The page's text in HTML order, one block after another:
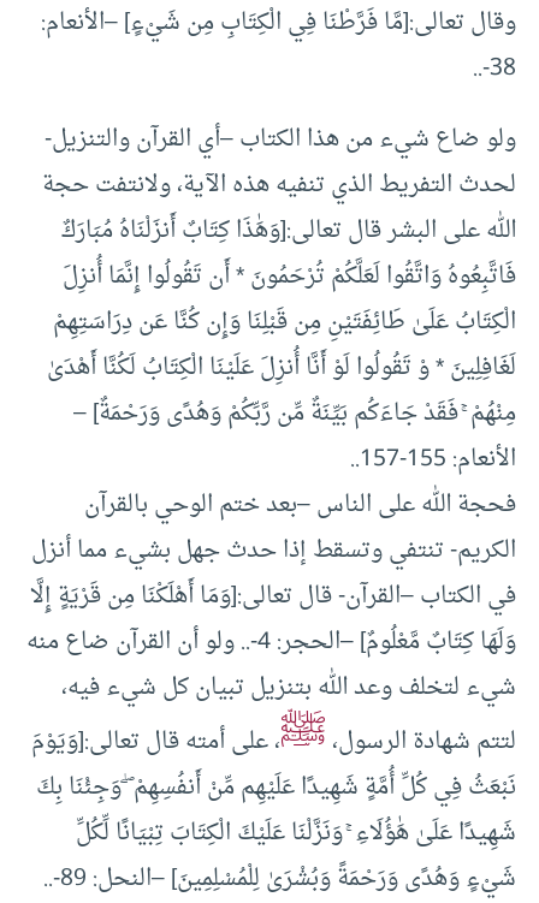
وقال تعالى:[مَّا فَرَّطْنَا فِي الْكِتَابِ مِن شَيْءٍ] –الأنعام:
38-..
ولو ضاع شيء من هذا الكتاب –أي القرآن والتنزيل-
لحدث التفريط الذي تنفيه هذه الآية، ولانتفت حجة
الله على البشر قال تعالى:[وَهَٰذَا كِتَابٌ أَنزَلْنَاهُ مُبَارَكٌ
فَاتَّبِعُوهُ وَاتَّقُوا لَعَلَّكُمْ تُرْحَمُونَ * أَن تَقُولُوا إِنَّمَا أُنزِلَ
الْكِتَابُ عَلَىٰ طَائِفَتَيْنِ مِن قَبْلِنَا وَإِن كُنَّا عَن دِرَاسَتِهِمْ
لَغَافِلِينَ * وْ تَقُولُوا لَوْ أَنَّا أُنزِلَ عَلَيْنَا الْكِتَابُ لَكُنَّا أَهْدَىٰ
مِنْهُمْ ۚ فَقَدْ جَاءَكُم بَيِّنَةٌ مِّن رَّبِّكُمْ وَهُدًى وَرَحْمَةٌ] –
الأنعام: 155-157..
فحجة الله على الناس –بعد ختم الوحي بالقرآن
الكريم- تنتفي وتسقط إذا حدث جهل بشيء مما أنزل
في الكتاب –القرآن- قال تعالى:[وَمَا أَهْلَكْنَا مِن قَرْيَةٍ إِلَّا
وَلَهَا كِتَابٌ مَّعْلُومٌ] –الحجر: 4-.. ولو أن القرآن ضاع منه
شيء لتخلف وعد الله بتنزيل تبيان كل شيء فيه،
لتتم شهادة الرسول،ﷺ، على أمته قال تعالى:[وَيَوْمَ
نَبْعَثُ فِي كُلِّ أُمَّةٍ شَهِيدًا عَلَيْهِم مِّنْ أَنفُسِهِمْ ۖ وَجِئْنَا بِكَ
شَهِيدًا عَلَىٰ هَٰؤُلَاءِ ۚ وَنَزَّلْنَا عَلَيْكَ الْكِتَابَ تِبْيَانًا لِّكُلِّ
شَيْءٍ وَهُدًى وَرَحْمَةً وَبُشْرَىٰ لِلْمُسْلِمِينَ] –النحل: 89-..